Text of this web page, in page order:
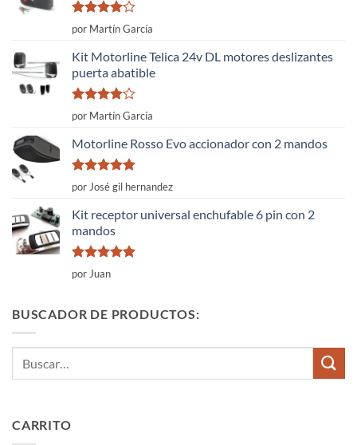
Valorado
con
5
por Martín García
Kit Motorline Telica 24v DL motores deslizantes
puerta abatible
Valorado
con
5
por Martín García
Motorline Rosso Evo accionador con 2 mandos
Valorado
con
de 5
por José gil hernandez
Kit receptor universal enchufable 6 pin con 2
mandos
Valorado
con
por Juan
BUSCADOR DE PRODUCTOS:
CARRITO